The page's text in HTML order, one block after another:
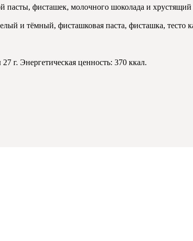
пасты, фисташек, молочного шоколада и хрустящий
и тёмный, фисташковая паста, фисташка, тесто
г. Энергетическая ценность: 370 ккал.